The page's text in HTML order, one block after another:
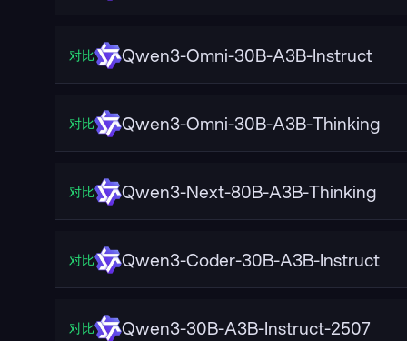
对比 Qwen3-Omni-30B-A3B-Instruct
对比 Qwen3-Omni-30B-A3B-Thinking
对比 Qwen3-Next-80B-A3B-Thinking
对比 Qwen3-Coder-30B-A3B-Instruct
对比 Qwen3-30B-A3B-Instruct-2507